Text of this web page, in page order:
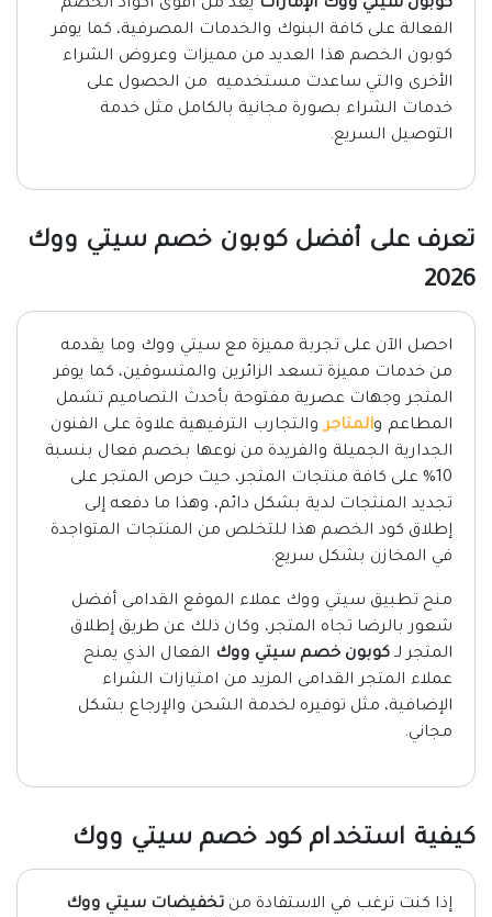
كوبون سيتي ووك الإمارات يُعد من أقوى أكواد الخصم
الفعالة على كافة البنوك والخدمات المصرفية، كما يوفر
كوبون الخصم هذا العديد من مميزات وعروض الشراء
الأخرى والتي ساعدت مستخدميه من الحصول على
خدمات الشراء بصورة مجانية بالكامل مثل خدمة
التوصيل السريع.
تعرف على أفضل كوبون خصم سيتي ووك
2026
احصل الآن على تجربة مميزة مع سيتي ووك وما يقدمه
من خدمات مميزة تسعد الزائرين والمتسوقين، كما يوفر
المتجر وجهات عصرية مفتوحة بأحدث التصاميم تشمل
المطاعم والمتاجروالتجارب الترفيهية علاوة على الفنون
الجدارية الجميلة والفريدة من نوعها بخصم فعال بنسبة
10% على كافة منتجات المتجر، حيث حرص المتجر على
تجديد المنتجات لدية بشكل دائم، وهذا ما دفعه إلى
إطلاق كود الخصم هذا للتخلص من المنتجات المتواجدة
في المخازن بشكل سريع.
منح تطبيق سيتي ووك عملاء الموقع القدامى أفضل
شعور بالرضا تجاه المتجر، وكان ذلك عن طريق إطلاق
المتجر لـ كوبون خصم سيتي ووك الفعال الذي يمنح
عملاء المتجر القدامى المزيد من امتيازات الشراء
الإضافية، مثل توفيره لخدمة الشحن والإرجاع بشكل
مجاني.
كيفية استخدام كود خصم سيتي ووك
إذا كنت ترغب في الاستفادة من تخفيضات سيتي ووك